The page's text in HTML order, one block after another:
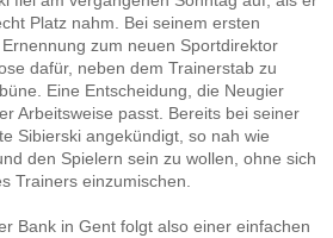
Platz nahm. Bei seinem ersten
zum neuen Sportdirektor
dafür, neben dem Trainerstab zu
Eine Entscheidung, die Neugier
Arbeitsweise passt. Bereits bei seiner
Sibierski angekündigt, so nah wie
den Spielern sein zu wollen, ohne sich
Trainers einzumischen.
Bank in Gent folgt also einer einfachen